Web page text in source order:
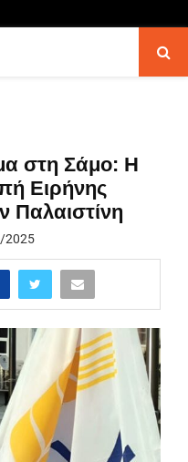
στη Σάμο: Η
Ειρήνης
Παλαιστίνη
2025